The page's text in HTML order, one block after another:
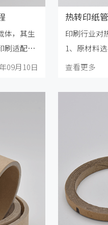
体，其生
刷适配工
09月10日
热转印纸
印刷行业对
1、原材料
查看更多